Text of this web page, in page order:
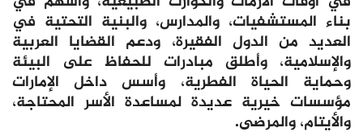
بناء المستشفيات، والمدارس، والبنية التحتية في
العديد من الدول الفقيرة، ودعم القضايا العربية
والإسلامية، وأطلق مبادرات للحفاظ على البيئة
وحماية الحياة الفطرية، وأسس داخل الإمارات
مؤسسات خيرية عديدة لمساعدة الأسر المحتاجة،
والأيتام، والمرضى.